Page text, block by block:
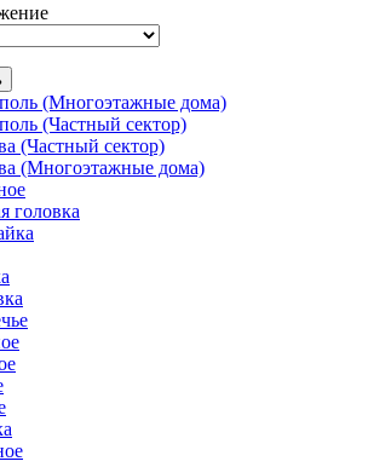
(Многоэтажные дома)
(Частный сектор)
(Частный сектор)
(Многоэтажные дома)
головка